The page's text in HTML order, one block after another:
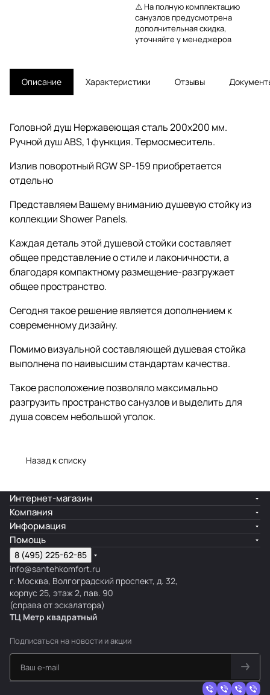
⚠️ На полную комплектацию
санузлов предусмотрена
дополнительная скидка,
уточняйте у менеджеров
Описание Характеристики Отзывы
Головной душ Нержавеющая сталь 200х200 мм.
Ручной душ ABS, 1 функция. Термосмеситель.
Излив поворотный RGW SP-159 приобретается
отдельно
Представляем Вашему вниманию душевую стойку из
коллекции Shower Panels.
Каждая деталь этой душевой стойки составляет
общее представление о стиле и лаконичности, а
благодаря компактному размещение-разгружает
общее пространство.
Сегодня такое решение является дополнением к
современному дизайну.
Помимо визуальной составляющей душевая стойка
выполнена по наивысшим стандартам качества.
Такое расположение позволяло максимально
разгрузить пространство санузлов и выделить для
душа совсем небольшой уголок.
Назад к списку
Интернет-магазин
Компания
Информация
Помощь
8 (495) 225-62-85
info@santehkomfort.ru
г. Москва, Волгоградский проспект, д. 32,
корпус 25, этаж 2, пав. 90
(справа от эскалатора)
ТЦ Метр квадратный
Подписаться на новости и акции